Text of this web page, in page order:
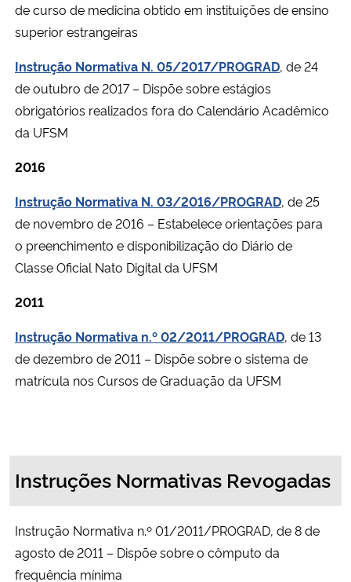
de curso de medicina obtido em instituições de ensino
superior estrangeiras
Instrução Normativa N. 05/2017/PROGRAD, de 24
de outubro de 2017 – Dispõe sobre estágios
obrigatórios realizados fora do Calendário Acadêmico
da UFSM
2016
Instrução Normativa N. 03/2016/PROGRAD, de 25
de novembro de 2016 – Estabelece orientações para
o preenchimento e disponibilização do Diário de
Classe Oficial Nato Digital da UFSM
2011
Instrução Normativa n.º 02/2011/PROGRAD, de 13
de dezembro de 2011 – Dispõe sobre o sistema de
matrícula nos Cursos de Graduação da UFSM
Instruções Normativas Revogadas
Instrução Normativa n.º 01/2011/PROGRAD, de 8 de
agosto de 2011 – Dispõe sobre o cômputo da
frequência mínima